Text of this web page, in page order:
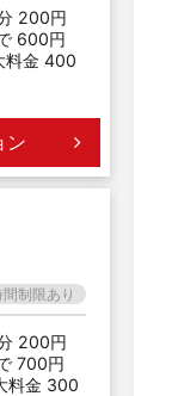
200円
600円
金 400
ン
間制限あり
200円
700円
料金 300